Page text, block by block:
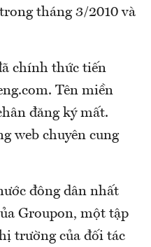
tháng 3/2010 và
chính thức tiến
Tên miền
đăng ký mất.
web chuyên cung
đông dân nhất
Groupon, một tập
trường của đối tác